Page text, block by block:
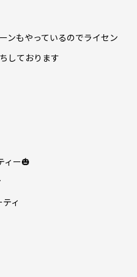
ンもやっているのでライセン
しております
ィー🎃
ィ